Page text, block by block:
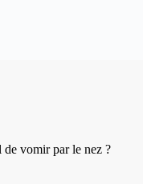
vomir par le nez ?